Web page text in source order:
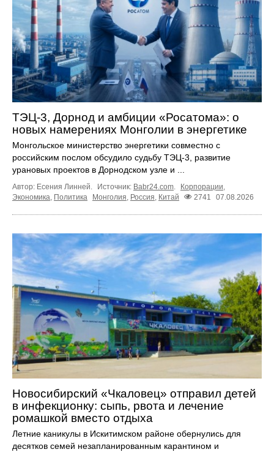
ТЭЦ-3, Дорнод и амбиции «Росатома»: о
новых намерениях Монголии в энергетике
Монгольское министерство энергетики совместно с
российским послом обсудило судьбу ТЭЦ‑3, развитие
урановых проектов в Дорнодском узле и ...
Автор: Есения Линней. Источник: Babr24.com. Корпорации,
Экономика, Политика Монголия, Россия, Китай 2741 07.08.2026
Новосибирский «Чкаловец» отправил детей
в инфекционку: сыпь, рвота и лечение
ромашкой вместо отдыха
Летние каникулы в Искитимском районе обернулись для
десятков семей незапланированным карантином и